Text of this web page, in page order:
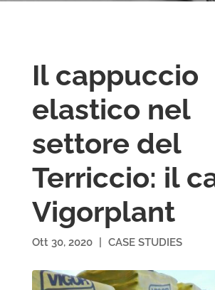
Il cappuccio
elastico nel
settore del
Terriccio: il
Vigorplant
Ott 30, 2020 CASE STUDIES